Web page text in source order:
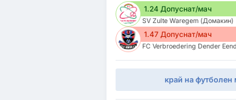
1.24 Допуснат/мач
SV Zulte Waregem (Домакин)
1.47 Допуснат/мач
FC Verbroedering Dender
край на футболен